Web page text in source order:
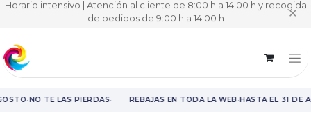
Horario intensivo | Atención al cliente de 8:00 h a 14:00 h y recogida
de pedidos de 9:00 h a 14:00 h
✕
·NO TE LAS PIERDAS· REBAJAS EN TODA LA WEB·HASTA EL 31 DE